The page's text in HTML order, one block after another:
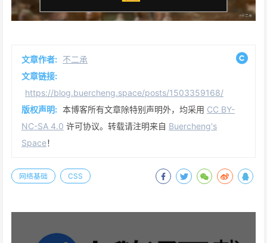
文章作者: 不二承
文章链接:
https://blog.buercheng.space/posts/1503359168/
版权声明: 本博客所有文章除特别声明外，均采用 CC BY-
NC-SA 4.0 许可协议。转载请注明来自 Buercheng's
Space！
网络基础 CSS